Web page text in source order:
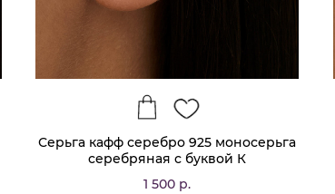
Серьга кафф серебро 925 моносерьга
серебряная с буквой К
1 500 р.